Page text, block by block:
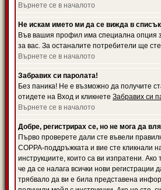
Върнете се в началото
Не искам името ми да се вижда в
Във вашия профил има специална опция
за вас. За останалите потребители ще
Върнете се в началото
Забравих си паролата!
Без паника! Не е възможно да получите
отидете на Вход и кликнете Забравих си
Върнете се в началото
Добре, регистрирах се, но не мога да
Първо проверете дали сте въвели
COPPA-поддръжката и вие сте кликнали
инструкциите, които са ви изпратени.
че да се налага всички нови
трябвало да ви е била представена